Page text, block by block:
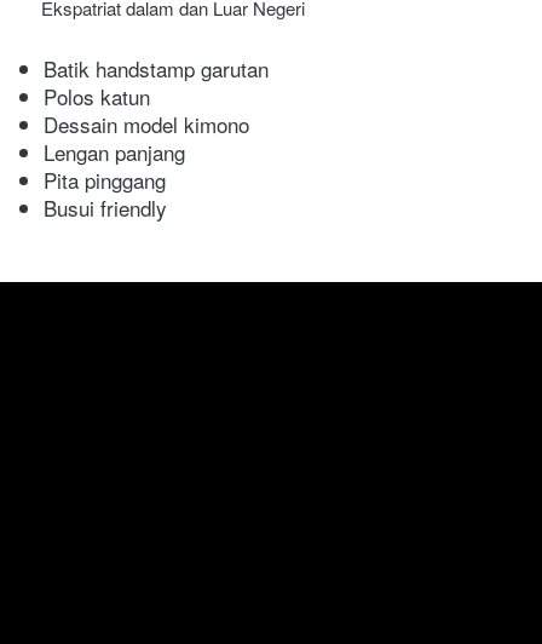
Ekspatriat dalam dan Luar Negeri
Batik handstamp garutan
Polos katun
Dessain model kimono
Lengan panjang
Pita pinggang
Busui friendly